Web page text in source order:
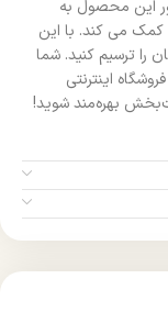
این محصول به
می کند. با این
را ترسیم کنید. شما
اینترنتی
بهره‌مند شوید!